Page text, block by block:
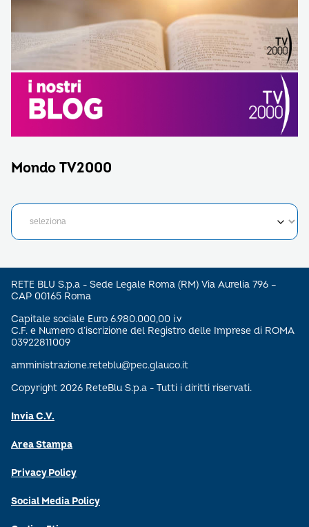
Mondo TV2000
RETE BLU S.p.a - Sede Legale Roma (RM) Via Aurelia 796 –
CAP 00165 Roma
Capitale sociale Euro 6.980.000,00 i.v
C.F. e Numero d’iscrizione del Registro delle Imprese di ROMA
03922811009
amministrazione.reteblu@pec.glauco.it
Copyright 2026 ReteBlu S.p.a - Tutti i diritti riservati.
Invia C.V.
Area Stampa
Privacy Policy
Social Media Policy